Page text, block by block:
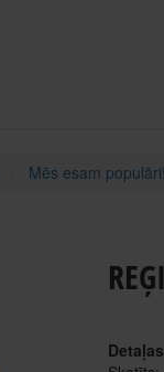
Mēs esam populāri!
Detaļas